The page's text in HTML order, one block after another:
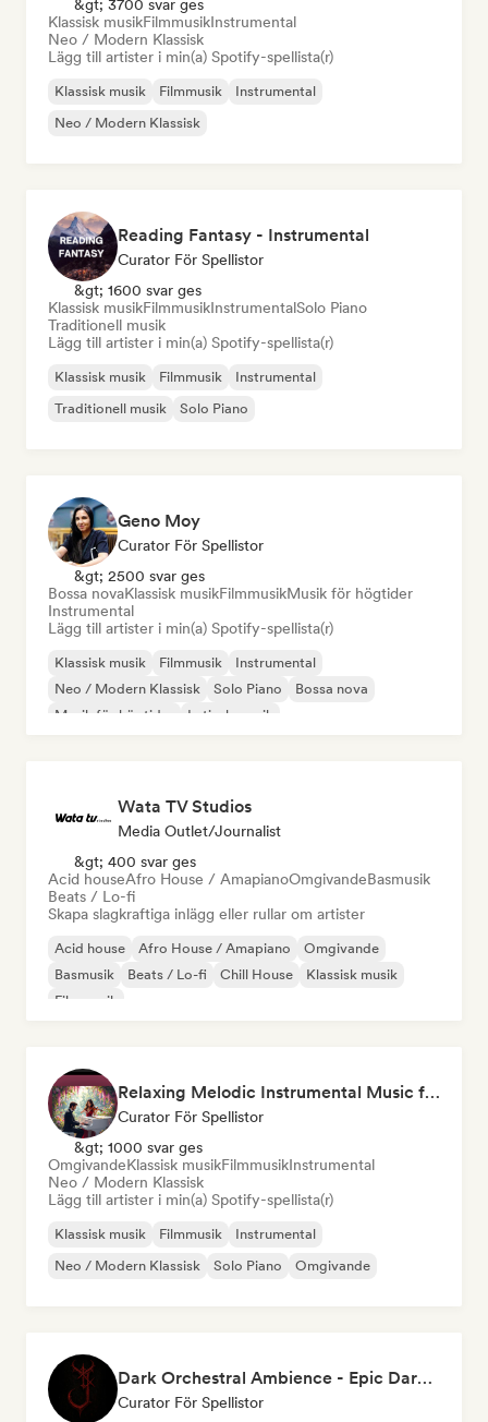
&gt; 3700 svar ges
Klassisk musikFilmmusikInstrumental
Neo / Modern Klassisk
Lägg till artister i min(a) Spotify-spellista(r)
Klassisk musik Filmmusik
Instrumental
Neo / Modern Klassisk
Reading Fantasy - Instrumental
Curator För Spellistor
&gt; 1600 svar ges
Klassisk musikFilmmusikInstrumentalSolo Piano
Traditionell musik
Lägg till artister i min(a) Spotify-spellista(r)
Klassisk musik Filmmusik
Instrumental
Traditionell musik
Solo Piano
Geno Moy
Curator För Spellistor
&gt; 2500 svar ges
Bossa novaKlassisk musikFilmmusikMusik för högtider
Instrumental
Lägg till artister i min(a) Spotify-spellista(r)
Klassisk musik Filmmusik
Instrumental
Neo / Modern Klassisk
Solo Piano
Bossa nova
Musik för högtider
Latinsk musik
Wata TV Studios
Media Outlet/Journalist
&gt; 400 svar ges
Acid houseAfro House / AmapianoOmgivandeBasmusik
Beats / Lo-fi
Skapa slagkraftiga inlägg eller rullar om artister
Acid house Afro House / Amapiano
Omgivande
Basmusik
Beats / Lo-fi Chill House
Klassisk musik
Filmmusik
Relaxing Melodic Instrumental Music for Reading and Studying
Curator För Spellistor
&gt; 1000 svar ges
OmgivandeKlassisk musikFilmmusikInstrumental
Neo / Modern Klassisk
Lägg till artister i min(a) Spotify-spellista(r)
Klassisk musik Filmmusik
Instrumental
Neo / Modern Klassisk
Solo Piano Omgivande
Dark Orchestral Ambience - Epic Dark Fantasy Music
Curator För Spellistor